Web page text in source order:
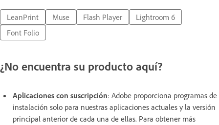
LeanPrint Muse Flash Player
Lightroom 6
Font Folio
¿No encuentra su producto aquí?
Aplicaciones con suscripción: Adobe proporciona programas de
instalación solo para nuestras aplicaciones actuales y la versión
principal anterior de cada una de ellas. Para obtener más